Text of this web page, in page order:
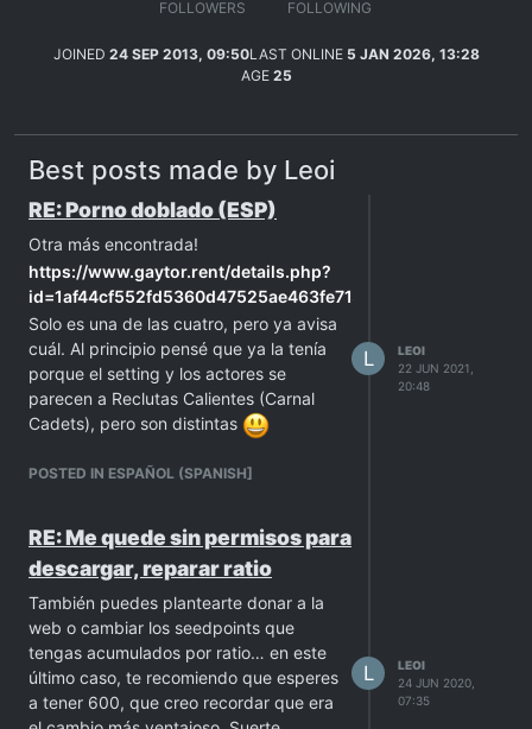
FOLLOWERS FOLLOWING
JOINED 24 SEP 2013, 09:50LAST ONLINE 5 JAN 2026, 13:28
AGE 25
Best posts made by Leoi
RE: Porno doblado (ESP)
Otra más encontrada!
https://www.gaytor.rent/details.php?
Solo es una de las cuatro, pero ya avisa
cuál. Al principio pensé que ya la tenía
porque el setting y los actores se
parecen a Reclutas Calientes (Carnal
Cadets), pero son distintas
POSTED IN ESPAÑOL (SPANISH]
L
LEOI
22 JUN 2021,
20:48
RE: Me quede sin permisos para
descargar, reparar ratio
También puedes plantearte donar a la
web o cambiar los seedpoints que
tengas acumulados por ratio… en este
último caso, te recomiendo que esperes
a tener 600, que creo recordar que era
L
LEOI
24 JUN 2020,
07:35